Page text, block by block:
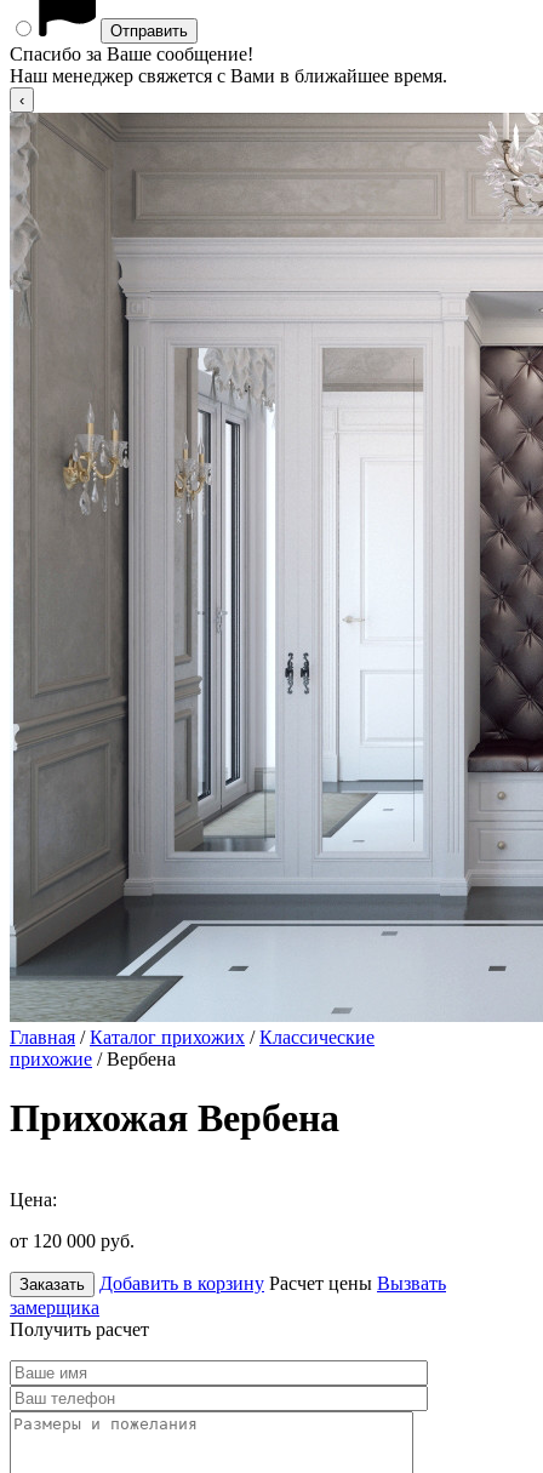
Спасибо за Ваше сообщение!
Наш менеджер свяжется с Вами в ближайшее время.
Главная /Каталог прихожих /Классические
прихожие / Вербена
Прихожая Вербена
Цена:
от 120 000 руб.
Заказать Добавить в корзину Расчет цены Вызвать
замерщика
Получить расчет